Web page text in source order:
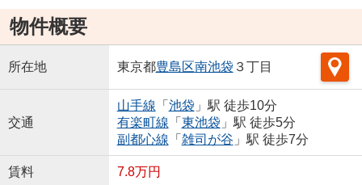
物件概要
所在地 東京都豊島区南池袋 ３丁目
交通
山手線 「 池袋 」駅 徒歩10分
有楽町線 「 東池袋 」駅 徒歩5分
副都心線 「 雑司が谷 」駅 徒歩7分
賃料 7.8万円